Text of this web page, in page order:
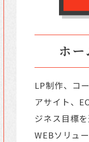
ホ
LP制作、コ
アサイト、
ジネス目標
WEBソリュ